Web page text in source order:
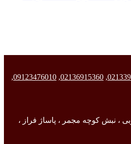
,
02136915360
,
09123476010
,
، نبش کوچه مجمر ، پاساژ فراز ،